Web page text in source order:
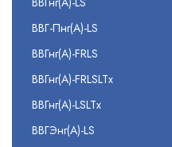
ВВГ-Пнг(А)-LS
ВВГнг(А)-FRLS
ВВГнг(А)-FRLSLTx
ВВГнг(А)-LSLTx
ВВГЭнг(А)-LS